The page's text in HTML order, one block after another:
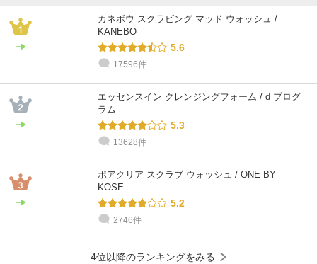
カネボウ スクラビング マッド ウォッシュ /
KANEBO
5.6
17596件
エッセンスイン クレンジングフォーム / d プログ
ラム
5.3
13628件
ポアクリア スクラブ ウォッシュ / ONE BY
KOSE
5.2
2746件
4位以降のランキングをみる